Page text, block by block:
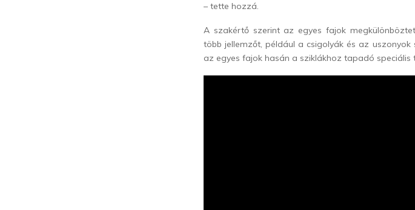
– tette hozzá.
A szakértő szerint az egyes fajok
több jellemzőt, például a csigolyák és az
az egyes fajok hasán a sziklákhoz tapadó